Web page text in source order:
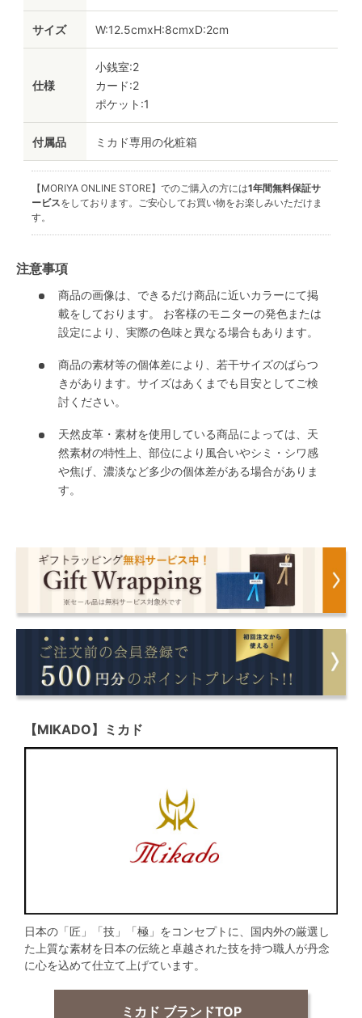
サイズ W:12.5cmxH:8cmxD:2cm
仕様
小銭室:2
カード:2
ポケット:1
付属品 ミカド専用の化粧箱
【MORIYA ONLINE STORE】でのご購入の方には1年間無料保証サ
ービスをしております。ご安心してお買い物をお楽しみいただけま
す。
注意事項
商品の画像は、できるだけ商品に近いカラーにて掲
載をしております。 お客様のモニターの発色または
設定により、実際の色味と異なる場合もあります。
商品の素材等の個体差により、若干サイズのばらつ
きがあります。サイズはあくまでも目安としてご検
討ください。
天然皮革・素材を使用している商品によっては、天
然素材の特性上、部位により風合いやシミ・シワ感
や焦げ、濃淡など多少の個体差がある場合がありま
す。
【MIKADO】ミカド
日本の「匠」「技」「極」をコンセプトに、国内外の厳選し
た上質な素材を日本の伝統と卓越された技を持つ職人が丹念
に心を込めて仕立て上げています。
ミカド ブランドTOP